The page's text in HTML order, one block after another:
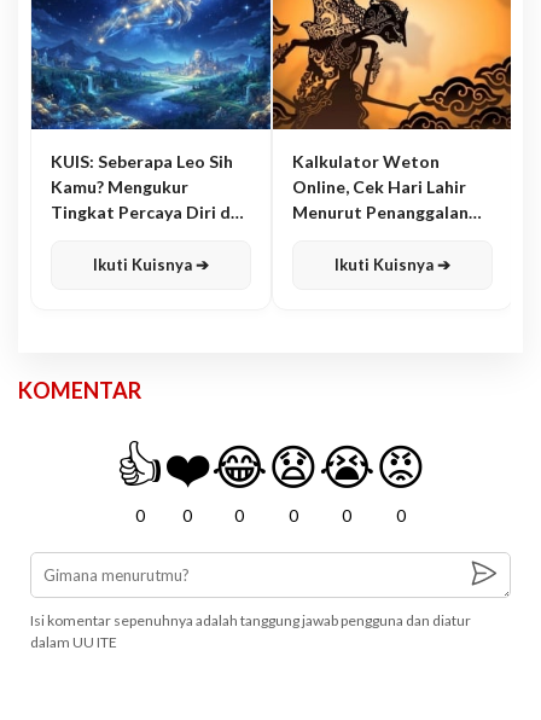
KUIS: Seberapa Leo Sih
Kamu? Mengukur
Tingkat Percaya Diri dan
Ikuti Kuisnya ➔
Kalkulator Weton
Online, Cek Hari Lahir
Menurut Penanggalan
Ikuti Kuisnya ➔
KOMENTAR
👍
0
❤️
0
😂
0
😧
0
😭
0
😡
0
Isi komentar sepenuhnya adalah tanggung jawab pengguna dan diatur
dalam UU ITE